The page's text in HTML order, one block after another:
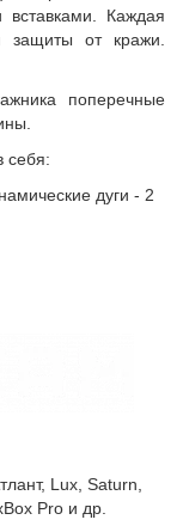
вставками. Каждая
защиты от кражи.
поперечные
себя:
дуги - 2
Lux, Saturn,
Pro и др.